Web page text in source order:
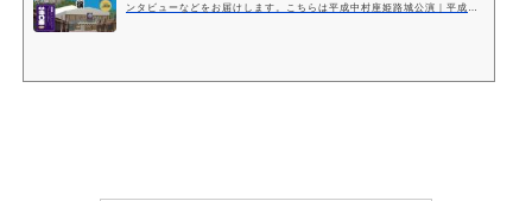
ンタビューなどをお届けします。こちらは平成中村座姫路城公演｜平成中